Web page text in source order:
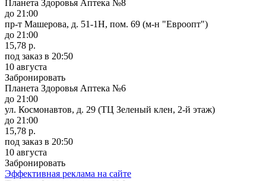
Планета Здоровья Аптека №8
до 21:00
пр-т Машерова, д. 51-1Н, пом. 69 (м-н "Евроопт")
до 21:00
15,78 р.
под заказ в 20:50
10 августа
Забронировать
Планета Здоровья Аптека №6
до 21:00
ул. Космонавтов, д. 29 (ТЦ Зеленый клен, 2-й этаж)
до 21:00
15,78 р.
под заказ в 20:50
10 августа
Забронировать
Эффективная реклама на сайте